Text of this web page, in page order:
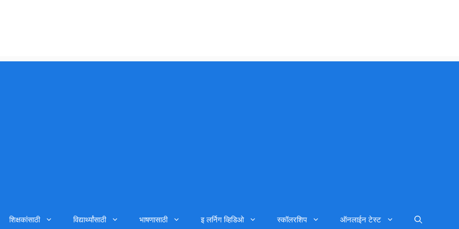
शिक्षकांसाठी विद्यार्थ्यांसाठी भाषणासाठी इ लर्निग व्हिडिओ स्कॉलरशिप ऑनलाईन टेस्ट